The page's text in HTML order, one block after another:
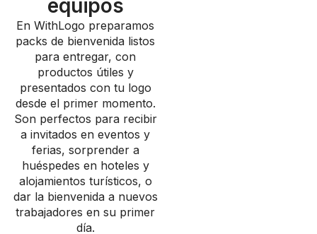
equipos
En WithLogo preparamos
packs de bienvenida listos
para entregar, con
productos útiles y
presentados con tu logo
desde el primer momento.
Son perfectos para recibir
a invitados en eventos y
ferias, sorprender a
huéspedes en hoteles y
alojamientos turísticos, o
dar la bienvenida a nuevos
trabajadores en su primer
día.